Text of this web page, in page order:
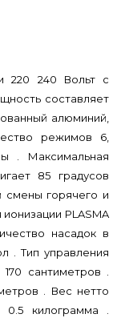
220 240 Вольт с
составляет
алюминий,
режимов 6,
. Максимальная
85 градусов
смены горячего и
PLASMA
насадок в
. Тип управления
сантиметров .
. Вес нетто
килограмма .